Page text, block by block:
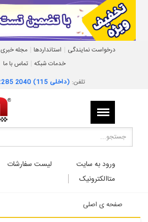
درخواست نمایندگی | استانداردها | مجله خبری
خدمات شبکه | تماس با ما
تلفن: 021 2285 2040 (داخلی 115)
ورود به سایت
متاالکترونیک
لیست سفارشات
صفحه ی اصلی